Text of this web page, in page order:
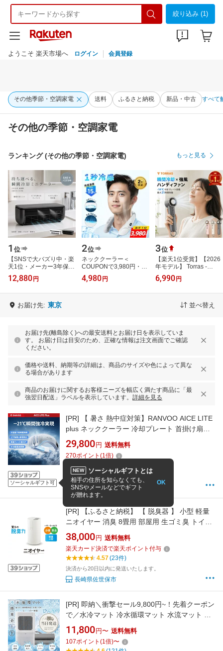
ようこそ 楽天市場へ ログイン 会員登録
絞り込み (1)
その他季節・空調家電 送料 ふるさと納税 新品・中古 すべて
その他の季節・空調家電
ランキング (その他の季節・空調家電) もっと見る
1 位
【SNSで大バズり中・楽
天1位・メーカー3年保
証・2026最新モデル】
クールエアーミスト ポー
12,880円
2位
ネッククーラー＜
COUPONで3,980円・レ
ビュー件数3300件越えの
爆売れ商品！＞首掛け扇
4,980円
3位
【楽天1位受賞】【2026
年モデル】 Torras -
COOLIFY Iva Go ハンデ
ィファン 携帯扇風機 強
6,990円
お届け先: 東京 並べ替え
お届け先(離島除く)への最安送料とお届け日を表示していま
す。 お届け日は目安のため、正確な情報は注文画面でご確認
ください。
価格や送料、納期等の詳細は、商品のサイズや色によって異な
る場合があります
商品のお届けに関するお客様ニーズを幅広く満たす商品に「最
強翌日配送」ラベルを表示しています。 詳細を見る
ソーシャルギフト可
[PR]
【 暑さ 熱中症対策】RANVOO AICE LITE
plus ネッククーラー 冷却プレート 首掛け扇風
機 暑さ対策 冷暖2in1 上下強風 アプリ機能
6000mAh大容量バッテリー AI電力管理 急速充
電 ネックファン 梅雨の蒸し プレゼント ゴルフ
アウトドア通 勤 スポーツ
29,800 円 送料無料
270ポイント (1 倍)
14時迄の注文 即日発送(地域差あり )
RANVOO
[PR]
【ふるさと納税】 【 脱臭器 】 小型 軽量
ニオイヤー 消臭 8畳用 部屋用 生ゴミ臭 トイレ
ペット タバコ 空気清浄 長崎県 佐世保市
38,000 円 送料無料
楽天カード決済で楽天ポイント付与
4.57(23件)
決済から20日以内に発送いたします。
長崎県佐世保市
[PR] 即納＼衝撃セール9,800円~！先着クーポン
で／水冷マット 冷水循環マット 水流マット 水
循環マット 冷却マット 電気式 水冷クールマッ
ト 空調ベッド ひんやり水流快眠マット 電気 冷
却 マット 水冷マットレス 水流マットレ 一人暮
11,800 円〜 送料無料
107ポイント (1 倍)〜
NEW ソーシャルギフトとは
相手の住所を知らなくても、
SNSやメールなどでギフト
が贈れます。
OK